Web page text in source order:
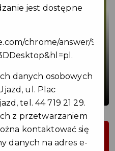
Mieszkańca dla
jest dostępne
chrome/answer/
.
danych osobowych
ul. Plac
tel. 44 719 21 29.
z przetwarzaniem
kontaktować się
danych na adres e-